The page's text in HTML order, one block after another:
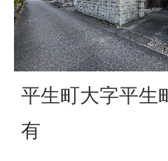
平生町大字平生
有